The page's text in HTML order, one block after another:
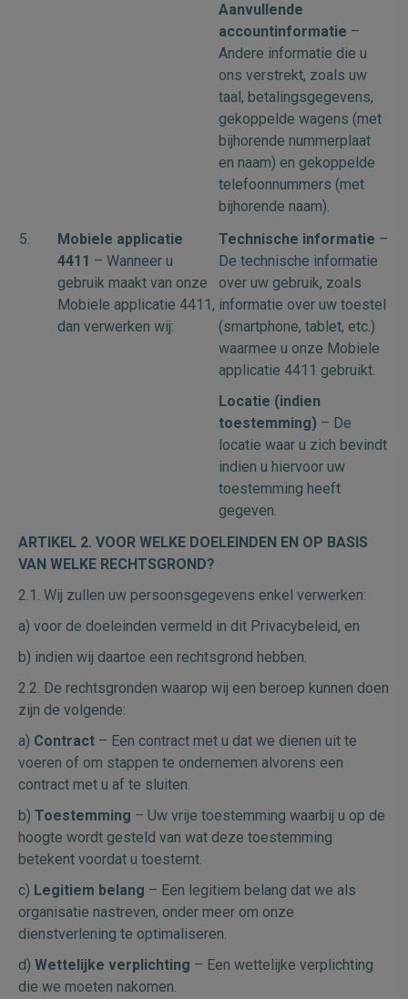
Aanvullende
accountinformatie –
Andere informatie die u
ons verstrekt, zoals uw
taal, betalingsgegevens,
gekoppelde wagens (met
bijhorende nummerplaat
en naam) en gekoppelde
telefoonnummers (met
bijhorende naam).
5.
Mobiele applicatie
4411 – Wanneer u
gebruik maakt van onze
Mobiele applicatie 4411,
dan verwerken wij:
Technische informatie –
De technische informatie
over uw gebruik, zoals
informatie over uw toestel
(smartphone, tablet, etc.)
waarmee u onze Mobiele
applicatie 4411 gebruikt.
Locatie (indien
toestemming) – De
locatie waar u zich bevindt
indien u hiervoor uw
toestemming heeft
gegeven.
ARTIKEL 2. VOOR WELKE DOELEINDEN EN OP BASIS
VAN WELKE RECHTSGROND?
2.1. Wij zullen uw persoonsgegevens enkel verwerken:
a) voor de doeleinden vermeld in dit Privacybeleid, en
b) indien wij daartoe een rechtsgrond hebben.
2.2. De rechtsgronden waarop wij een beroep kunnen doen
zijn de volgende:
a) Contract – Een contract met u dat we dienen uit te
voeren of om stappen te ondernemen alvorens een
contract met u af te sluiten.
b) Toestemming – Uw vrije toestemming waarbij u op de
hoogte wordt gesteld van wat deze toestemming
betekent voordat u toestemt.
c) Legitiem belang – Een legitiem belang dat we als
organisatie nastreven, onder meer om onze
dienstverlening te optimaliseren.
d) Wettelijke verplichting – Een wettelijke verplichting
die we moeten nakomen.